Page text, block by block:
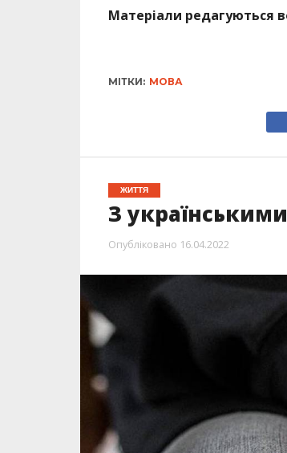
Матеріали редагуються
МІТКИ: МОВА
ЖИТТЯ
З
Опубліковано 16.04.2022